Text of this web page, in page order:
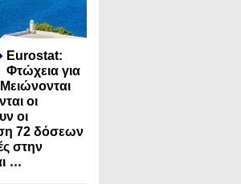
Eurostat:
Φτώχεια για
οι
οι
72 δόσεων
στην
...